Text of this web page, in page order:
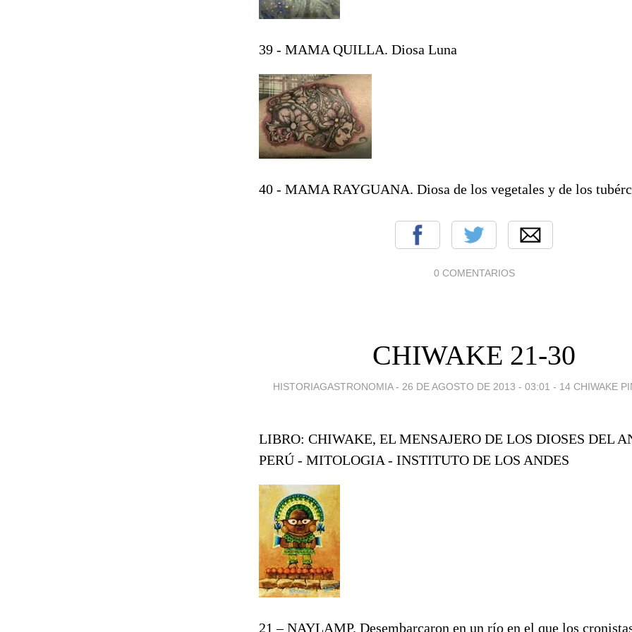
39 - MAMA QUILLA. Diosa Luna
40 - MAMA RAYGUANA. Diosa de los vegetales y de los
0 COMENTARIOS
CHIWAKE 21-30
HISTORIAGASTRONOMIA - 26 DE AGOSTO DE 2013 - 03:01 - 14 CHIWAKE
LIBRO: CHIWAKE, EL MENSAJERO DE LOS DIOSES DEL
PERÚ - MITOLOGIA - INSTITUTO DE LOS ANDES
21 – NAYLAMP. Desembarcaron en un río en el que los